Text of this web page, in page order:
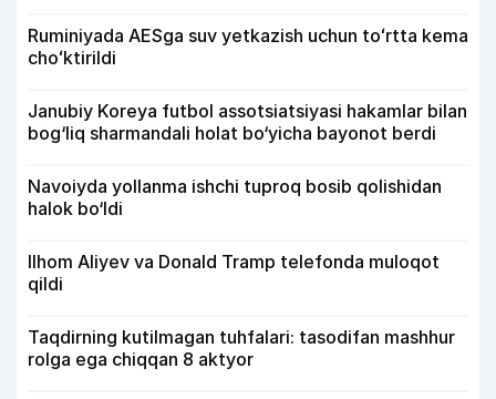
Ruminiyada AESga suv yetkazish uchun toʻrtta kema
choʻktirildi
Janubiy Koreya futbol assotsiatsiyasi hakamlar bilan
bog‘liq sharmandali holat bo‘yicha bayonot berdi
Navoiyda yollanma ishchi tuproq bosib qolishidan
halok bo‘ldi
Ilhom Aliyev va Donald Tramp telefonda muloqot
qildi
Taqdirning kutilmagan tuhfalari: tasodifan mashhur
rolga ega chiqqan 8 aktyor